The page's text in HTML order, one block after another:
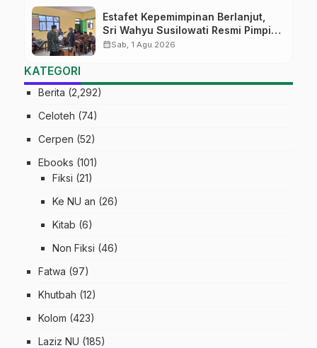
Estafet Kepemimpinan Berlanjut,
Sri Wahyu Susilowati Resmi Pimpin
MTs Ma’arif Sapuran
calendar_monthSab, 1 Agu 2026
KATEGORI
Berita (2,292)
Celoteh (74)
Cerpen (52)
Ebooks (101)
Fiksi (21)
Ke NU an (26)
Kitab (6)
Non Fiksi (46)
Fatwa (97)
Khutbah (12)
Kolom (423)
Laziz NU (185)